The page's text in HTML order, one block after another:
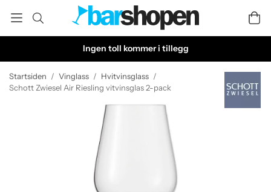
Ingen toll kommer i tillegg
Startsiden / Vinglass / Hvitvinsglass /
Schott Zwiesel Air Riesling vitvinsglas 2-pack